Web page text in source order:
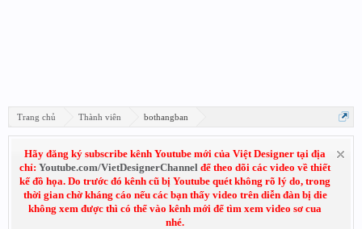
Trang chủ Thành viên bothangban
Hãy đăng ký subscribe kênh Youtube mới của Việt Designer tại địa
chỉ: Youtube.com/VietDesignerChannel để theo dõi các video về thiết
kế đồ họa. Do trước đó kênh cũ bị Youtube quét không rõ lý do, trong
thời gian chờ kháng cáo nếu các bạn thấy video trên diễn đàn bị die
không xem được thì có thể vào kênh mới để tìm xem video sơ cua
nhé.